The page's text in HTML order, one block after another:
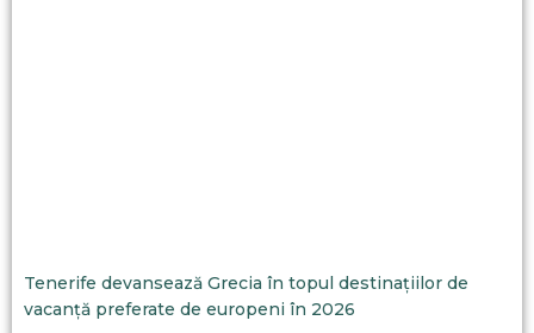
Tenerife devansează Grecia în topul destinațiilor de
vacanță preferate de europeni în 2026